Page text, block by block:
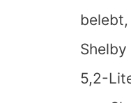
5,2-